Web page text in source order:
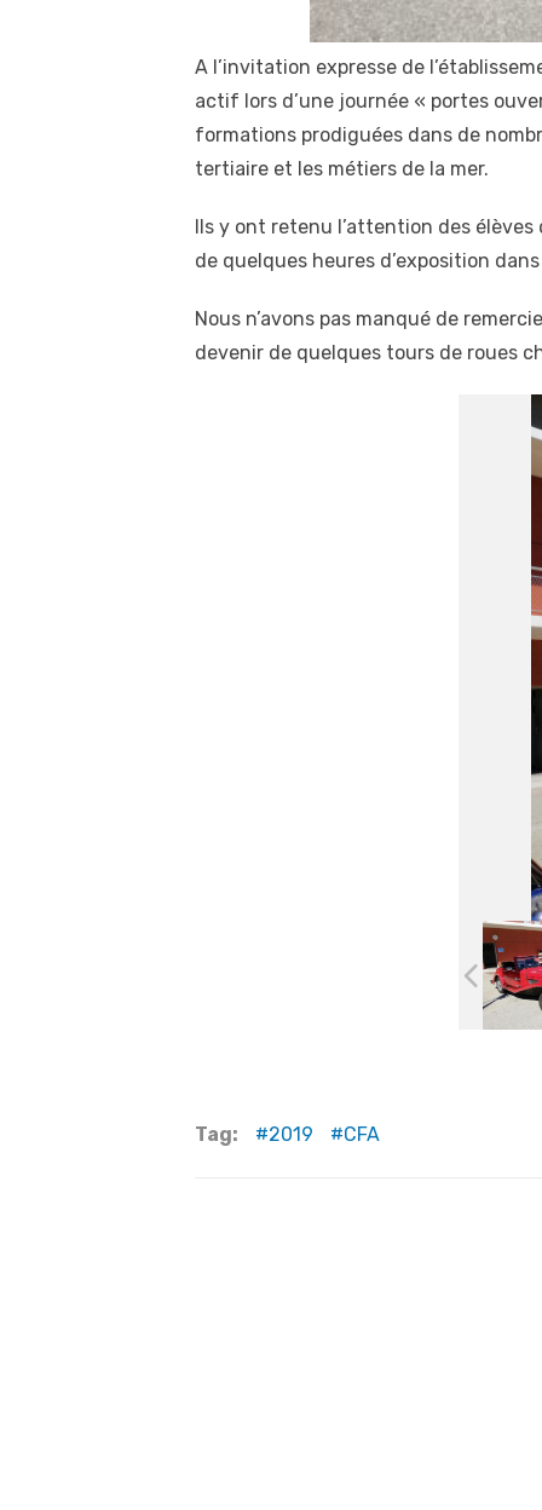
A l’invitation expresse de
actif lors d’une journée « portes
formations prodiguées dans de
tertiaire et les métiers de la mer.
Ils y ont retenu l’attention des
de quelques heures d’exposition
Nous n’avons pas manqué de
devenir de quelques tours de roues
Tag: 2019 CFA